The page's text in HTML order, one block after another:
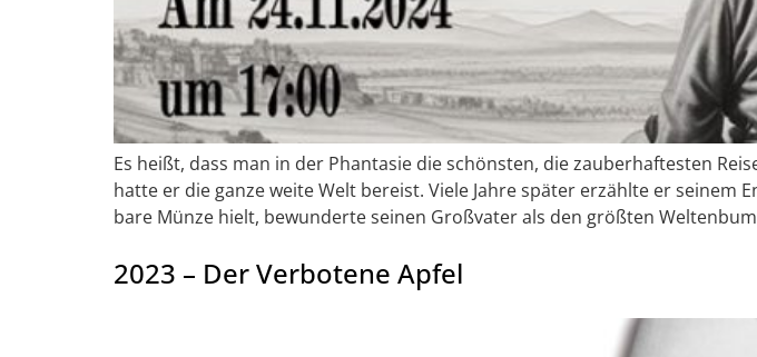
Es heißt, dass man in der Phantasie die schönsten, die zauberhaftesten
hatte er die ganze weite Welt bereist. Viele Jahre später erzählte er seinem
bare Münze hielt, bewunderte seinen Großvater als den größten
2023 – Der Verbotene Apfel